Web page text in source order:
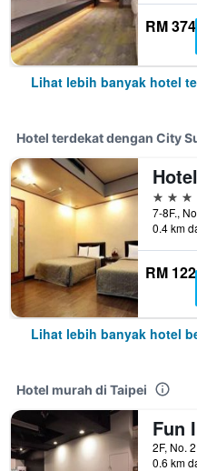
RM 374
Lihat lebih banyak hotel
Hotel terdekat dengan City
3
0.4 km
RM 122
Lihat lebih banyak hotel
Hotel murah di Taipei
0.6 km